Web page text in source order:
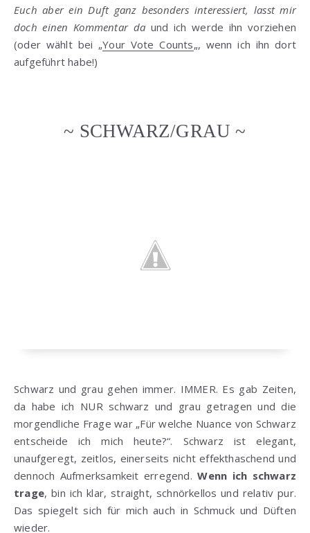
Euch aber ein Duft ganz besonders interessiert, lasst mir
doch einen Kommentar da und ich werde ihn vorziehen
(oder wählt bei „Your Vote Counts„, wenn ich ihn dort
aufgeführt habe!)
~ SCHWARZ/GRAU ~
Schwarz und grau gehen immer. IMMER. Es gab Zeiten,
da habe ich NUR schwarz und grau getragen und die
morgendliche Frage war „Für welche Nuance von Schwarz
entscheide ich mich heute?“. Schwarz ist elegant,
unaufgeregt, zeitlos, einerseits nicht effekthaschend und
dennoch Aufmerksamkeit erregend.Wenn ich schwarz
trage, bin ich klar, straight, schnörkellos und relativ pur.
Das spiegelt sich für mich auch in Schmuck und Düften
wieder.